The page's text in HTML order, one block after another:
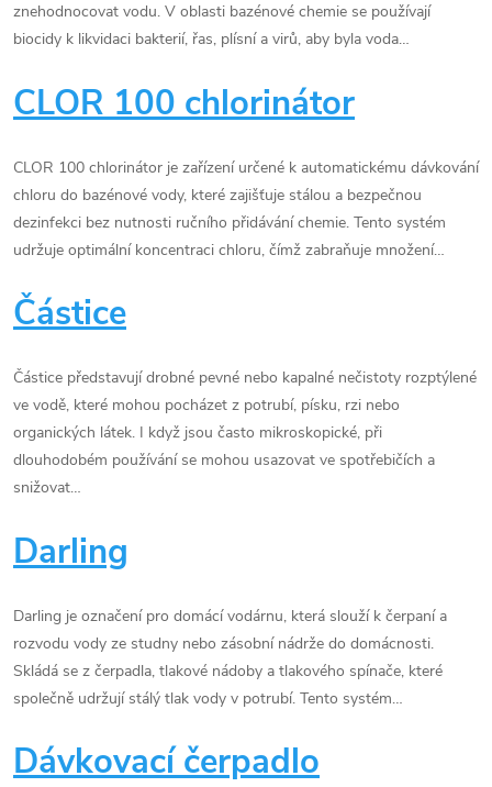
znehodnocovat vodu. V oblasti bazénové chemie se používají
biocidy k likvidaci bakterií, řas, plísní a virů, aby byla voda…
CLOR 100 chlorinátor
CLOR 100 chlorinátor je zařízení určené k automatickému dávkování
chloru do bazénové vody, které zajišťuje stálou a bezpečnou
dezinfekci bez nutnosti ručního přidávání chemie. Tento systém
udržuje optimální koncentraci chloru, čímž zabraňuje množení…
Částice
Částice představují drobné pevné nebo kapalné nečistoty rozptýlené
ve vodě, které mohou pocházet z potrubí, písku, rzi nebo
organických látek. I když jsou často mikroskopické, při
dlouhodobém používání se mohou usazovat ve spotřebičích a
snižovat…
Darling
Darling je označení pro domácí vodárnu, která slouží k čerpaní a
rozvodu vody ze studny nebo zásobní nádrže do domácnosti.
Skládá se z čerpadla, tlakové nádoby a tlakového spínače, které
společně udržují stálý tlak vody v potrubí. Tento systém…
Dávkovací čerpadlo